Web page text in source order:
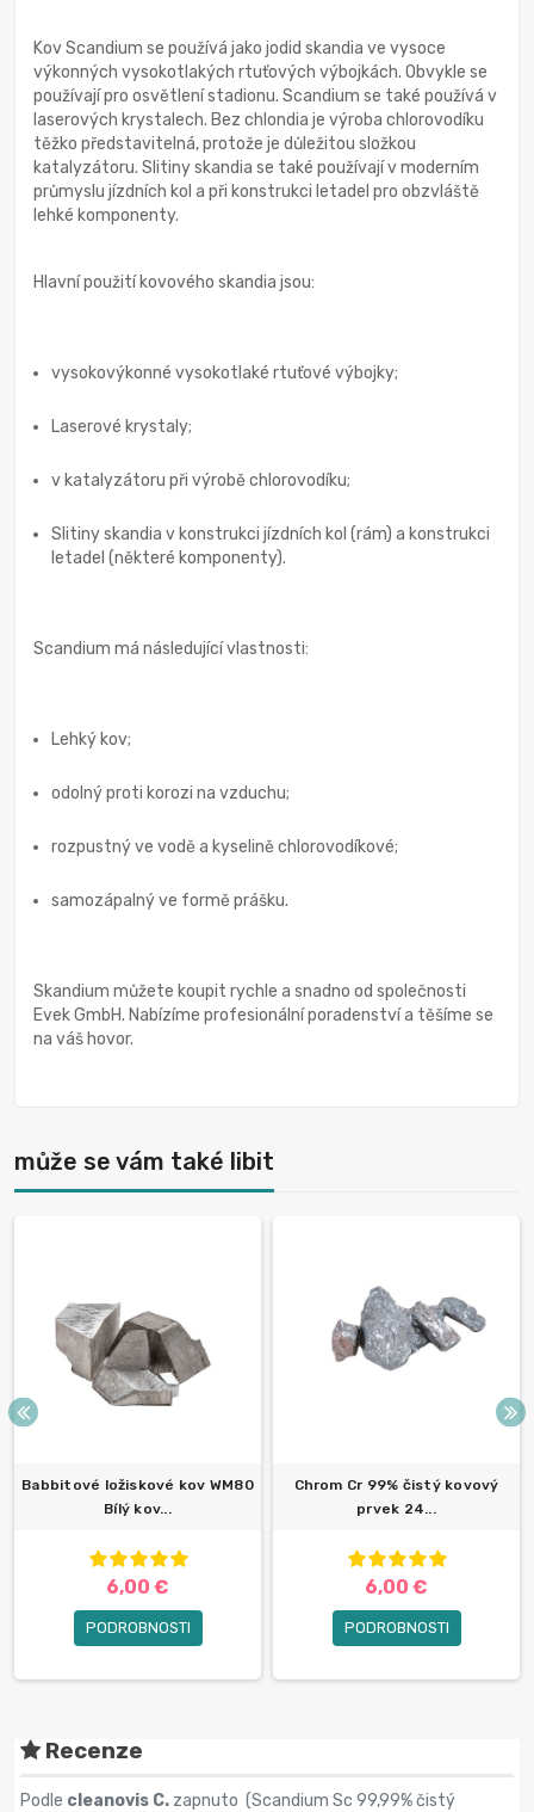
Kov Scandium se používá jako jodid skandia ve vysoce
výkonných vysokotlakých rtuťových výbojkách. Obvykle se
používají pro osvětlení stadionu. Scandium se také používá v
laserových krystalech. Bez chlondia je výroba chlorovodíku
těžko představitelná, protože je důležitou složkou
katalyzátoru. Slitiny skandia se také používají v moderním
průmyslu jízdních kol a při konstrukci letadel pro obzvláště
lehké komponenty.
Hlavní použití kovového skandia jsou:
vysokovýkonné vysokotlaké rtuťové výbojky;
Laserové krystaly;
v katalyzátoru při výrobě chlorovodíku;
Slitiny skandia v konstrukci jízdních kol (rám) a konstrukci
letadel (některé komponenty).
Scandium má následující vlastnosti:
Lehký kov;
odolný proti korozi na vzduchu;
rozpustný ve vodě a kyselině chlorovodíkové;
samozápalný ve formě prášku.
Skandium můžete koupit rychle a snadno od společnosti
Evek GmbH. Nabízíme profesionální poradenství a těšíme se
na váš hovor.
může se vám také libit
Babbitové ložiskové kov WM80
Bílý kov...
6,00 €
PODROBNOSTI
Chrom Cr 99% čistý kovový
prvek 24...
6,00 €
PODROBNOSTI
Recenze
Podle cleanovis C. zapnuto (Scandium Sc 99,99% čistý